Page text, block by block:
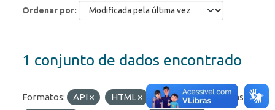
Ordenar por
1 conjunto de dados encontrado
Formatos: API HTML OData
Etiquetas: